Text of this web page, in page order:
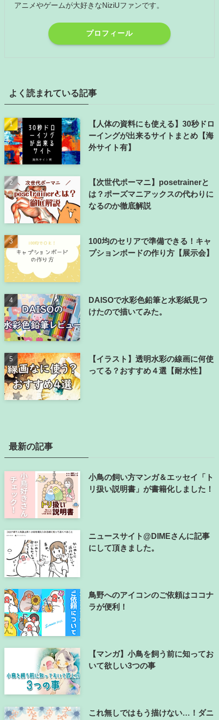
アニメやゲームが大好きなNiziUファンです。
プロフィール
よく読まれている記事
【人体の資料にも使える】30秒ドロ
ーイングが出来るサイトまとめ【海
外サイト有】
【次世代ポーマニ】posetrainerと
は？ポーズマニアックスの代わりに
なるのか徹底解説
100均のセリアで準備できる！キャ
プションボードの作り方【展示会】
DAISOで水彩色鉛筆と水彩紙見つ
けたので描いてみた。
【イラスト】透明水彩の線画に何使
ってる？おすすめ４選【耐水性】
最新の記事
小鳥の飼い方マンガ＆エッセイ「ト
リ扱い説明書」が書籍化しました！
ニュースサイト@DIMEさんに記事
にして頂きました。
鳥野へのアイコンのご依頼はココナ
ラが便利！
【マンガ】小鳥を飼う前に知ってお
いて欲しい3つの事
これ無しではもう描けない…！ダニ